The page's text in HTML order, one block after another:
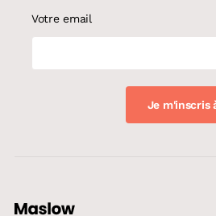
Votre email